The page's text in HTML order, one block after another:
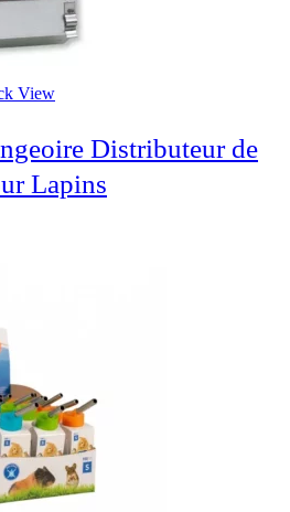
View
Distributeur de
Lapins